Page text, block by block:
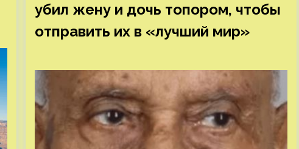
убил жену и дочь топором, чтобы
отправить их в «лучший мир»